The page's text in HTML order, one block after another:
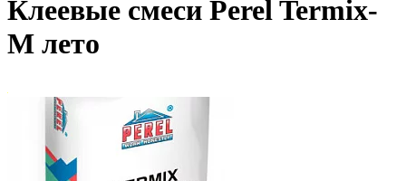
Клеевые смеси Perel Termix-
M лето